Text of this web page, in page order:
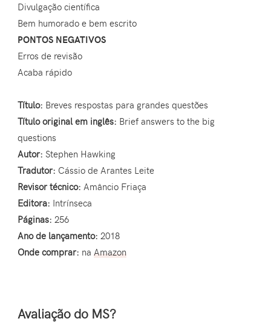
Divulgação científica
Bem humorado e bem escrito
PONTOS NEGATIVOS
Erros de revisão
Acaba rápido
Título: Breves respostas para grandes questões
Título original em inglês: Brief answers to the big
questions
Autor: Stephen Hawking
Tradutor: Cássio de Arantes Leite
Revisor técnico: Amâncio Friaça
Editora: Intrínseca
Páginas: 256
Ano de lançamento: 2018
Onde comprar: naAmazon
Avaliação do MS?